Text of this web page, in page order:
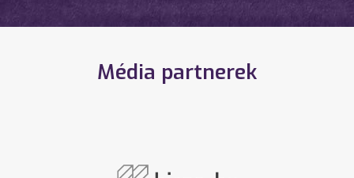
Média partnerek